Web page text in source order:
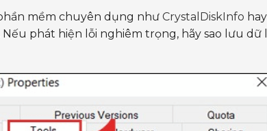
mềm chuyên dụng như CrystalDiskInfo hay
phát hiện lỗi nghiêm trọng, hãy sao lưu dữ